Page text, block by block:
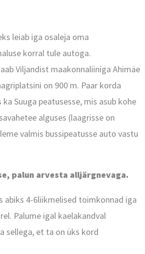
leiab iga osaleja oma
korral tule autoga.
Viljandist maakonnaliiniga Ahimäe
on 900 m. Paar korda
ka Suuga peatusesse, mis asub kohe
alguses (laagrisse on
valmis bussipeatusse auto vastu
palun arvesta alljärgnevaga.
abiks 4-6liikmelised toimkonnad iga
Palume igal kaelakandval
sellega, et ta on üks kord